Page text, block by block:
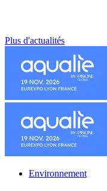
Plus d'actualités
Environnement